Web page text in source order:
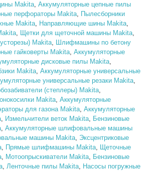
Makita, Аккумуляторные цепные пилы
перфораторы Makita, Пылесборники
Makita, Направляющие шины Makita,
, Щетки для щеточной машины Makita,
Makita, Шлифмашины по бетону
гайковерты Makita, Аккумуляторные
дисковые пилы Makita,
Makita, Аккумуляторные универсальные
универсальные резаки Makita,
(степлеры) Makita,
Makita, Аккумуляторные
для газона Makita, Аккумуляторные
, Измельчители веток Makita, Бензиновые
, Аккумуляторные шлифовальные машины
машины Makita, Эксцентриковые
, Прямые шлифмашины Makita, Щеточные
, Мотоопрыскиватели Makita, Бензиновые
, Ленточные пилы Makita, Насосы погружные